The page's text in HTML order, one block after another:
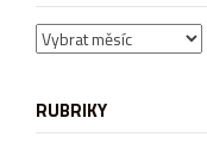
Archivy
RUBRIKY